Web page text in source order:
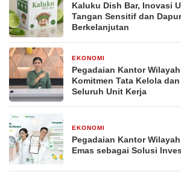
Kaluku Dish Bar, Inovasi
Tangan Sensitif dan
Berkelanjutan
EKONOMI
Pegadaian Kantor
Komitmen Tata Kelola
Seluruh Unit Kerja
EKONOMI
Pegadaian Kantor
Emas sebagai Solusi